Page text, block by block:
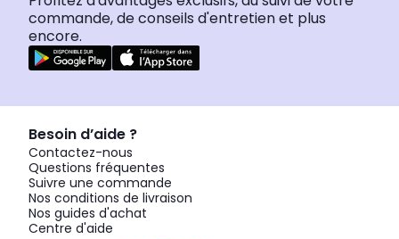
commande, de conseils d'entretien et plus
encore.
Besoin d’aide ?
Contactez-nous
Questions fréquentes
Suivre une commande
Nos conditions de livraison
Nos guides d'achat
Centre d'aide